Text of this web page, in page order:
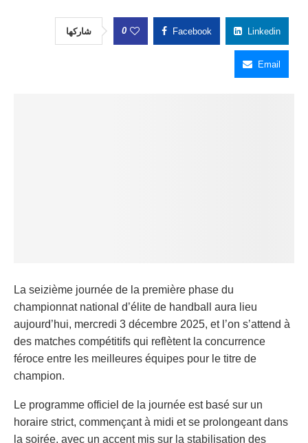
شاركها 0 Facebook Linkedin
Email
La seizième journée de la première phase du
championnat national d’élite de handball aura lieu
aujourd’hui, mercredi 3 décembre 2025, et l’on s’attend à
des matches compétitifs qui reflètent la concurrence
féroce entre les meilleures équipes pour le titre de
champion.
Le programme officiel de la journée est basé sur un
horaire strict, commençant à midi et se prolongeant dans
la soirée, avec un accent mis sur la stabilisation des